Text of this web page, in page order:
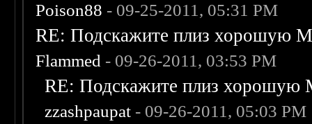
Poison88 - 09-25-2011, 05:31 PM
RE: Подскажите плиз хорошую
Flammed - 09-26-2011, 03:53 PM
RE: Подскажите плиз хорошую
zzashpaupat - 09-26-2011, 05:03 PM